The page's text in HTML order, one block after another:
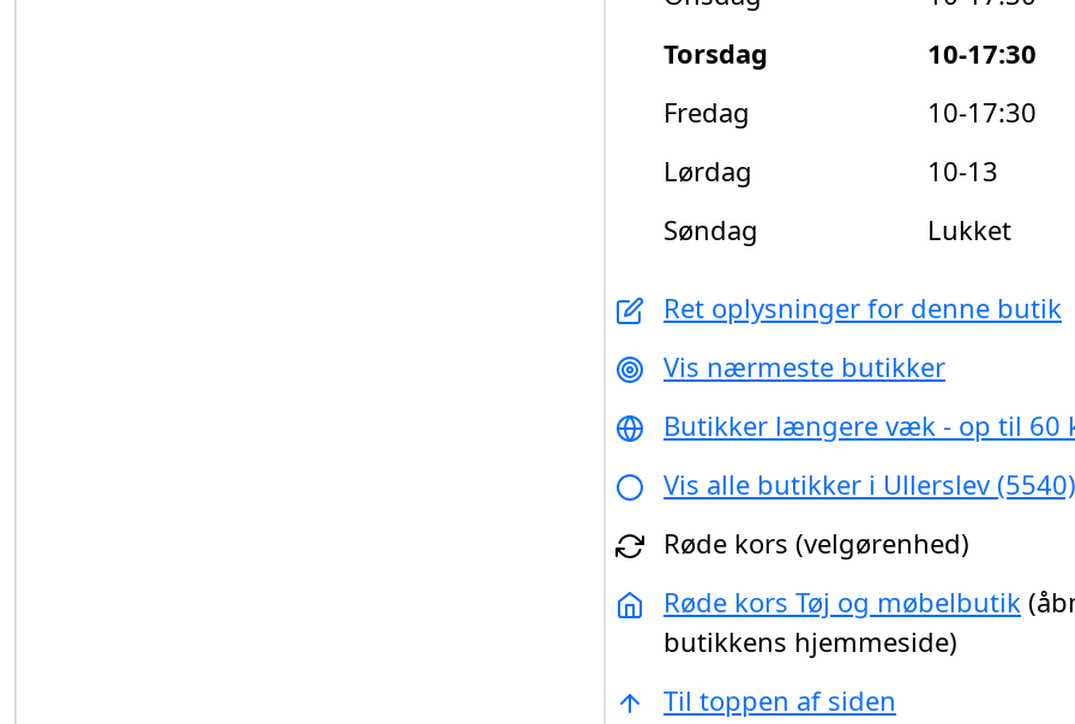
Torsdag
10-17:30
Fredag
10-17:30
Lørdag
10-13
Søndag
Lukket
Ret oplysninger for denne butik
Vis nærmeste butikker
Butikker længere væk - op til 60
Vis alle butikker i Ullerslev (5540)
Røde kors (velgørenhed)
Røde kors Tøj og møbelbutik
butikkens hjemmeside)
Til toppen af siden